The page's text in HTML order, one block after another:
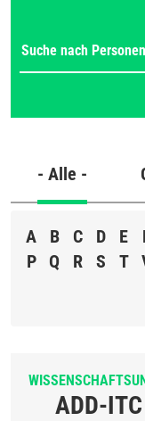
- Alle -
A B C D E
P
Q R S T
ADD-